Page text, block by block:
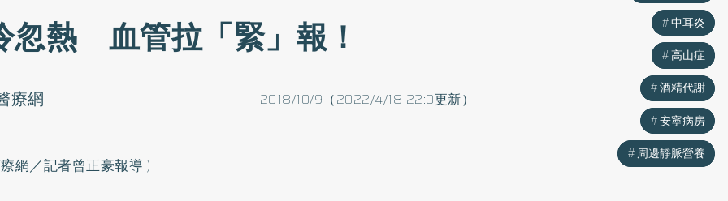
忽熱 血管拉「緊」報！
2018/10/9（2022/4/18 22:0更新）
療網
網／記者曾正豪報導 )
中耳炎
高山症
酒精代謝
安寧病房
周邊靜脈營養
中耳炎
高山症
酒精代謝
安寧病房
周邊靜脈營養